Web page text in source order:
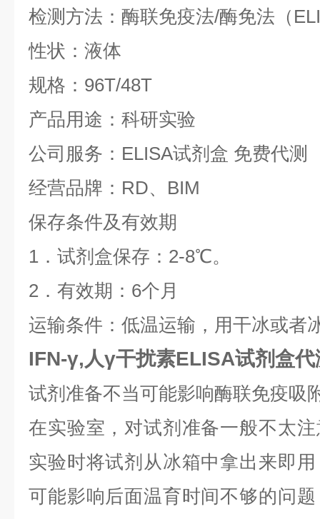
检测方法：酶联免疫法/酶免法（
性状：液体
规格：96T/48T
产品用途：科研实验
公司服务：ELISA试剂盒 免费代测
经营品牌：RD、BIM
保存条件及有效期
1．试剂盒保存：2-8℃。
2．有效期：6个月
运输条件：低温运输，用干冰或者
IFN-γ,人γ干扰素ELISA试剂盒代
试剂准备不当可能影响酶联免疫吸
在实验室，对试剂准备一般不太
实验时将试剂从冰箱中拿出来即
可能影响后面温育时间不够的问